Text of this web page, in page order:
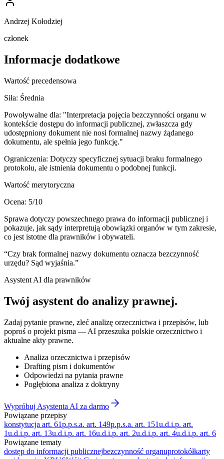
Andrzej Kołodziej
członek
Informacje dodatkowe
Wartość precedensowa
Siła: Średnia
Powoływalne dla: "Interpretacja pojęcia bezczynności organu w
kontekście dostępu do informacji publicznej, zwłaszcza gdy
udostępniony dokument nie nosi formalnej nazwy żądanego
dokumentu, ale spełnia jego funkcję."
Ograniczenia: Dotyczy specyficznej sytuacji braku formalnego
protokołu, ale istnienia dokumentu o podobnej funkcji.
Wartość merytoryczna
Ocena: 5/10
Sprawa dotyczy powszechnego prawa do informacji publicznej i
pokazuje, jak sądy interpretują obowiązki organów w tym zakresie,
co jest istotne dla prawników i obywateli.
“Czy brak formalnej nazwy dokumentu oznacza bezczynność
urzędu? Sąd wyjaśnia.”
Asystent AI dla prawników
Twój asystent do analizy prawnej.
Zadaj pytanie prawne, zleć analizę orzecznictwa i przepisów, lub
poproś o projekt pisma — AI przeszuka polskie orzecznictwo i
aktualne akty prawne.
Analiza orzecznictwa i przepisów
Drafting pism i dokumentów
Odpowiedzi na pytania prawne
Pogłębiona analiza z doktryny
Wypróbuj Asystenta AI za darmo
Powiązane przepisy
konstytucja art. 61p.p.s.a. art. 149p.p.s.a. art. 151u.d.i.p. art.
1u.d.i.p. art. 13u.d.i.p. art. 16u.d.i.p. art. 2u.d.i.p. art. 4u.d.i.p. art. 6
Powiązane tematy
dostęp do informacji publicznejbezczynność organuprotokółkarty